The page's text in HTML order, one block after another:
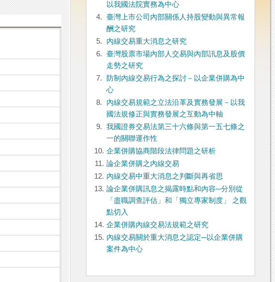
以我國法院實務為中心
4.
臺灣上市公司內部關係人持股變動與異常報
酬之研究
5.
內線交易重大消息之研究
6.
臺灣股票市場內部人交易與內部訊息及股價
走勢之研究
7.
防制內線交易行為之探討－以企業併購為中
心
8.
內線交易規範之立法沿革及實務發展－以我
國法規修正與實務發展之互動為中軸
9.
我國證券交易法第三十六條與第一五七條之
一的關聯運作性
10. 企業併購協商階段法律問題之研析
11. 論企業併購之內線交易
12. 內線交易中重大消息之判斷與再省思
13. 論企業併購訊息之揭露時點和內容─分別從
「盡職調查評估」和「獨立專家制度」 之觀
點切入
14. 企業併購內線交易法規範之研究
15. 內線交易關於重大消息之認定─以企業併購
案件為中心